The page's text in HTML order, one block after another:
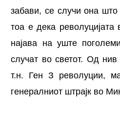
забави, се случи она
тоа е дека
најава на уште
случат во светот. Од
т.н. Ген З револуции,
генералниот штрајк во